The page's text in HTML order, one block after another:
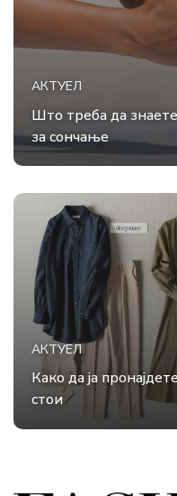
АКТУЕЛ
Што треба да
за сончање
АКТУЕЛ
Како да ја
стои